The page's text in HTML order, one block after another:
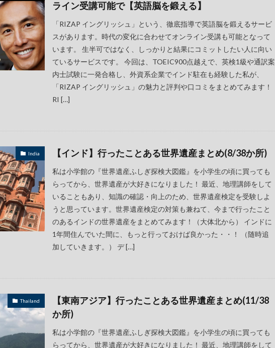
ライン受講可能で【英語脳を鍛える】
「RIZAP イングリッシュ」という、徹底指導で英語脳を鍛えるサービ
スがあります。時代の変化に合わせてオンライン受講も可能となって
います。 生半可ではなく、しっかりと結果にコミットしたい人に向い
ているサービスです。 今回は、TOEIC900点越えで、英検1級や通訳案
内士試験に一発合格し、外資系企業でインド駐在も経験した私が、
「RIZAP イングリッシュ」の魅力と評判や口コミをまとめてみます！
RI […]
India 【インド】行ったことある世界遺産まとめ(8/38か所)
私は小学館の『世界遺産ふしぎ探検大図鑑』を小学生の頃に買っても
らってから、世界遺産が大好きになりました！ 最近、地理講師をして
いることもあり、知識の確認・向上のため、世界遺産検定を受験しよ
うと思っています。世界遺産検定の対策も兼ねて、今まで行ったこと
のあるインドの世界遺産をまとめてみます！（大体北から） インドに
1年間住んでいた間に、もっと行っておけば良かった・・！ （随時追
加していきます。） デ […]
Thailand
【東南アジア】行ったことある世界遺産まとめ(11/38
か所)
私は小学館の『世界遺産ふしぎ探検大図鑑』を小学生の頃に買っても
らってから、世界遺産が大好きになりました！ 最近、地理講師をして